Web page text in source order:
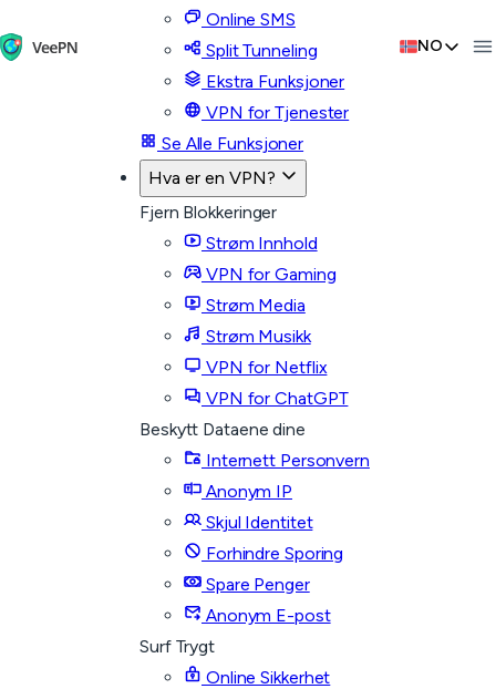
Online SMS
Split Tunneling
Ekstra Funksjoner
VPN for Tjenester
Se Alle Funksjoner
Hva er en VPN?
Fjern Blokkeringer
Strøm Innhold
VPN for Gaming
Strøm Media
Strøm Musikk
VPN for Netflix
VPN for ChatGPT
Beskytt Dataene dine
Internett Personvern
Anonym IP
Skjul Identitet
Forhindre Sporing
Spare Penger
Anonym E-post
Surf Trygt
Online Sikkerhet
NO